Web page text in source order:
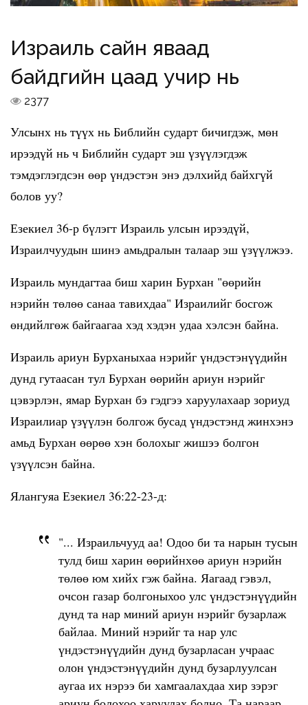
Израиль сайн яваад
байдгийн цаад учир нь
2377
Улсынх нь түүх нь Библийн сударт бичигдэж, мөн
ирээдүй нь ч Библийн сударт эш үзүүлэгдэж
тэмдэглэгдсэн өөр үндэстэн энэ дэлхийд байхгүй
болов уу?
Езекиел 36-р бүлэгт Израиль улсын ирээдүй,
Израилчуудын шинэ амьдралын талаар эш үзүүлжээ.
Израиль мундагтаа биш харин Бурхан "өөрийн
нэрийн төлөө санаа тавихдаа" Израилийг босгож
өндийлгөж байгаагаа хэд хэдэн удаа хэлсэн байна.
Израиль ариун Бурханыхаа нэрийг үндэстэнүүдийн
дунд гутаасан тул Бурхан өөрийн ариун нэрийг
цэвэрлэн, ямар Бурхан бэ гэдгээ харуулахаар зориуд
Израилиар үзүүлэн болгож бусад үндэстэнд жинхэнэ
амьд Бурхан өөрөө хэн болохыг жишээ болгон
үзүүлсэн байна.
Ялангуяа Езекиел 36:22-23-д:
"... Израильчууд аа! Одоо би та нарын тусын
тулд биш харин өөрийнхөө ариун нэрийн
төлөө юм хийх гэж байна. Яагаад гэвэл,
очсон газар болгоныхоо улс үндэстэнүүдийн
дунд та нар миний ариун нэрийг бузарлаж
байлаа. Миний нэрийг та нар улс
үндэстэнүүдийн дунд бузарласан учраас
олон үндэстэнүүдийн дунд бузарлуулсан
аугаа их нэрээ би хамгаалахдаа хир зэрэг